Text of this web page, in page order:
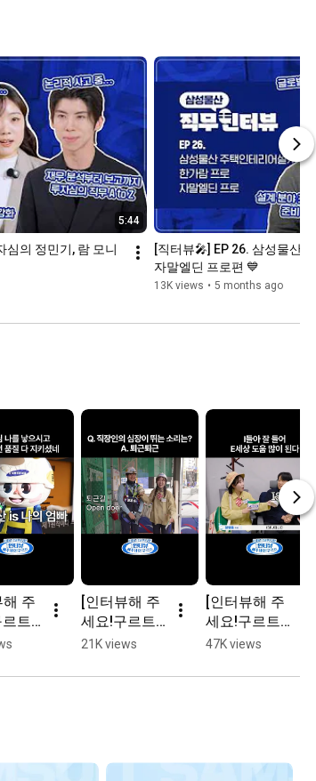
5:44
심의 정민기, 람 모니
[직터뷰🎤] EP 26. 삼성물산
자말엘딘 프로편 💙
13K views • 5 months ago
해 주
트]
를
품질
[인터뷰해 주
세요!구르트] ​
Q. 직장인의
소리는?
21K views
[인터뷰해 주
세요!구르트]
I들아 잘 들어
많이 된다
47K views